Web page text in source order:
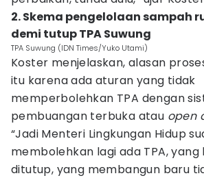
2. Skema pengelolaan sampah
demi tutup TPA Suwung
TPA Suwung (IDN Times/Yuko Utami)
Koster menjelaskan, alasan
itu karena ada aturan yang tidak
memperbolehkan TPA dengan
pembuangan terbuka atau open
“Jadi Menteri Lingkungan Hidup
membolehkan lagi ada TPA, yang
ditutup, yang membangun baru